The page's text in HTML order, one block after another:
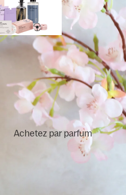
Bâtonnets
parfumés
Recharges de
Achetez par parfum